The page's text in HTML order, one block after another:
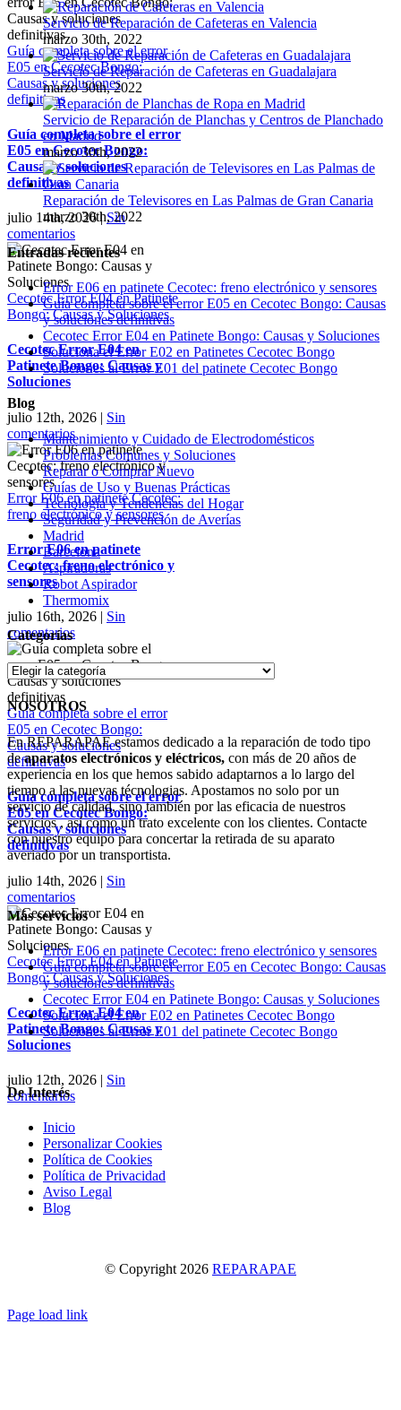
Guía completa sobre el error
E05 en Cecotec Bongo:
Causas y soluciones
definitivas
Guía completa sobre el error
E05 en Cecotec Bongo:
Causas y soluciones
definitivas
julio 14th, 2026 | Sin
comentarios
Cecotec Error E04 en Patinete
Bongo: Causas y Soluciones
Cecotec Error E04 en
Patinete Bongo: Causas y
Soluciones
julio 12th, 2026 | Sin
comentarios
Error E06 en patinete Cecotec:
freno electrónico y sensores
Error E06 en patinete
Cecotec: freno electrónico y
sensores
julio 16th, 2026 | Sin
comentarios
Guía completa sobre el error
E05 en Cecotec Bongo:
Causas y soluciones
definitivas
Guía completa sobre el error
E05 en Cecotec Bongo:
Causas y soluciones
definitivas
julio 14th, 2026 | Sin
comentarios
Cecotec Error E04 en Patinete
Bongo: Causas y Soluciones
Cecotec Error E04 en
Patinete Bongo: Causas y
Soluciones
julio 12th, 2026 | Sin
comentarios
Servicio de Reparación de Cafeteras en Valencia
marzo 30th, 2022
Servicio de Reparación de Cafeteras en Guadalajara
marzo 30th, 2022
Servicio de Reparación de Planchas y Centros de Planchado
en Madrid
marzo 30th, 2022
Reparación de Televisores en Las Palmas de Gran Canaria
marzo 30th, 2022
Entradas recientes
Error E06 en patinete Cecotec: freno electrónico y sensores
Guía completa sobre el error E05 en Cecotec Bongo: Causas
y soluciones definitivas
Cecotec Error E04 en Patinete Bongo: Causas y Soluciones
Soluciona el Error E02 en Patinetes Cecotec Bongo
Soluciones al Error E01 del patinete Cecotec Bongo
Blog
Mantenimiento y Cuidado de Electrodomésticos
Problemas Comunes y Soluciones
Reparar o Comprar Nuevo
Guías de Uso y Buenas Prácticas
Tecnología y Tendencias del Hogar
Seguridad y Prevención de Averías
Madrid
Barcelona
Aspiradoras
Robot Aspirador
Thermomix
Categorías
Categorías
NOSOTROS
En REPARAPAE estamos dedicado a la reparación de todo tipo
deaparatos electrónicos y eléctricos, con más de 20 años de
experiencia en los que hemos sabido adaptarnos a lo largo del
tiempo a las nuevas técnologias. Apostamos no solo por un
servicio de calidad, sino también por las eficacia de nuestros
servicios , así como un trato excelente con los clientes. Contacte
con nuestro equipo para concertar la retirada de su aparato
averiado por un transportista.
Más servicios
Error E06 en patinete Cecotec: freno electrónico y sensores
Guía completa sobre el error E05 en Cecotec Bongo: Causas
y soluciones definitivas
Cecotec Error E04 en Patinete Bongo: Causas y Soluciones
Soluciona el Error E02 en Patinetes Cecotec Bongo
Soluciones al Error E01 del patinete Cecotec Bongo
De Interés
Inicio
Personalizar Cookies
Política de Cookies
Política de Privacidad
Aviso Legal
Blog
© Copyright 2026 REPARAPAE
Page load link